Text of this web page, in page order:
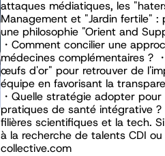
attaques médiatiques, les
Management et "Jardin fertile"
une philosophie "Orient and
・Comment concilier une
médecines complémentaires ?
œufs d'or" pour retrouver de
équipe en favorisant la
・Quelle stratégie adopter
pratiques de santé intégrative
filières scientifiques et la tech.
à la recherche de talents CDI
collective.com